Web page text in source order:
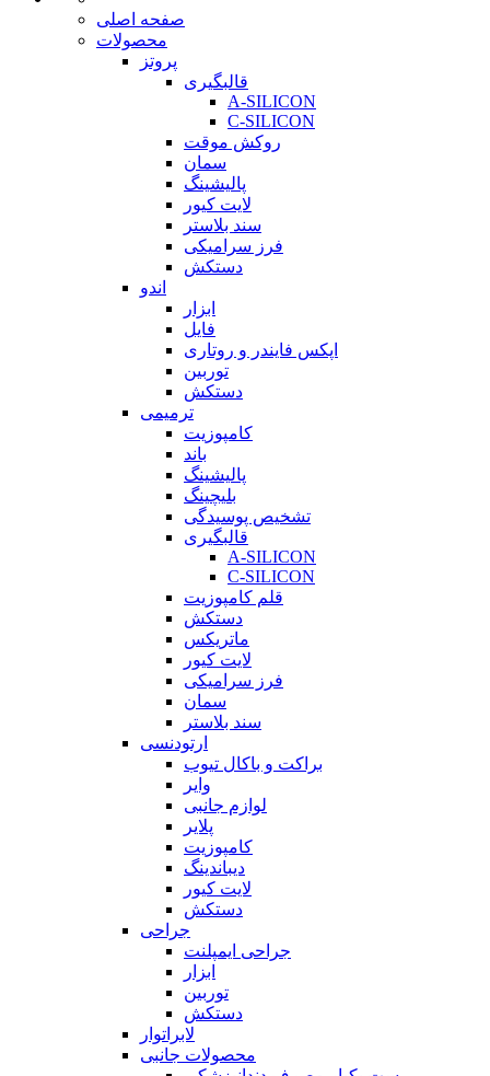
صفحه اصلی
محصولات
پروتز
قالبگیری
A-SILICON
C-SILICON
روکش موقت
سمان
پالیشینگ
لایت کیور
سند بلاستر
فرز سرامیکی
دستکش
اندو
ابزار
فایل
اپکس فایندر و روتاری
توربین
دستکش
ترمیمی
کامپوزیت
باند
پالیشینگ
بلیچینگ
تشخیص پوسیدگی
قالبگیری
A-SILICON
C-SILICON
قلم کامپوزیت
دستکش
ماتریکس
لایت کیور
فرز سرامیکی
سمان
سند بلاستر
ارتودنسی
براکت و باکال تیوب
وایر
لوازم جانبی
پلایر
کامپوزیت
دیباندینگ
لایت کیور
دستکش
جراحی
جراحی ایمپلنت
ابزار
توربین
دستکش
لابراتوار
محصولات جانبی